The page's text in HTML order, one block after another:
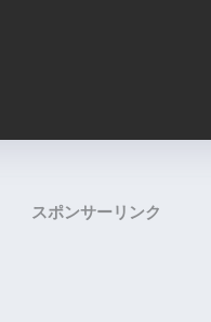
スポンサーリンク